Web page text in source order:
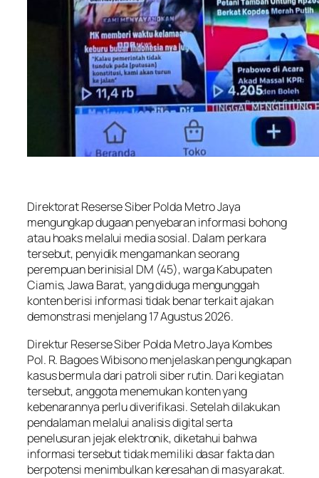
Direktorat Reserse Siber Polda Metro Jaya
mengungkap dugaan penyebaran informasi bohong
atau hoaks melalui media sosial. Dalam perkara
tersebut, penyidik mengamankan seorang
perempuan berinisial DM (45), warga Kabupaten
Ciamis, Jawa Barat, yang diduga mengunggah
konten berisi informasi tidak benar terkait ajakan
demonstrasi menjelang 17 Agustus 2026.
Direktur Reserse Siber Polda Metro Jaya Kombes
Pol. R. Bagoes Wibisono menjelaskan pengungkapan
kasus bermula dari patroli siber rutin. Dari kegiatan
tersebut, anggota menemukan konten yang
kebenarannya perlu diverifikasi. Setelah dilakukan
pendalaman melalui analisis digital serta
penelusuran jejak elektronik, diketahui bahwa
informasi tersebut tidak memiliki dasar fakta dan
berpotensi menimbulkan keresahan di masyarakat.